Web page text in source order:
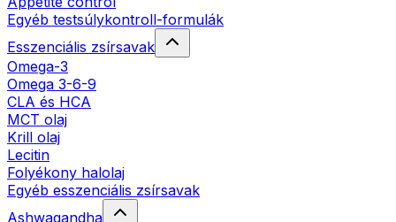
Egyéb testsúlykontroll-formulák
Esszenciális zsírsavak
Omega-3
Omega 3-6-9
CLA és HCA
MCT olaj
Krill olaj
Lecitin
Folyékony halolaj
Egyéb esszenciális zsírsavak
Ashwagandha